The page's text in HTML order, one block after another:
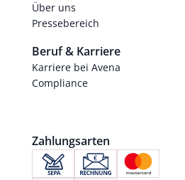
Über uns
Pressebereich
Beruf & Karriere
Karriere bei Avena
Compliance
Zahlungsarten